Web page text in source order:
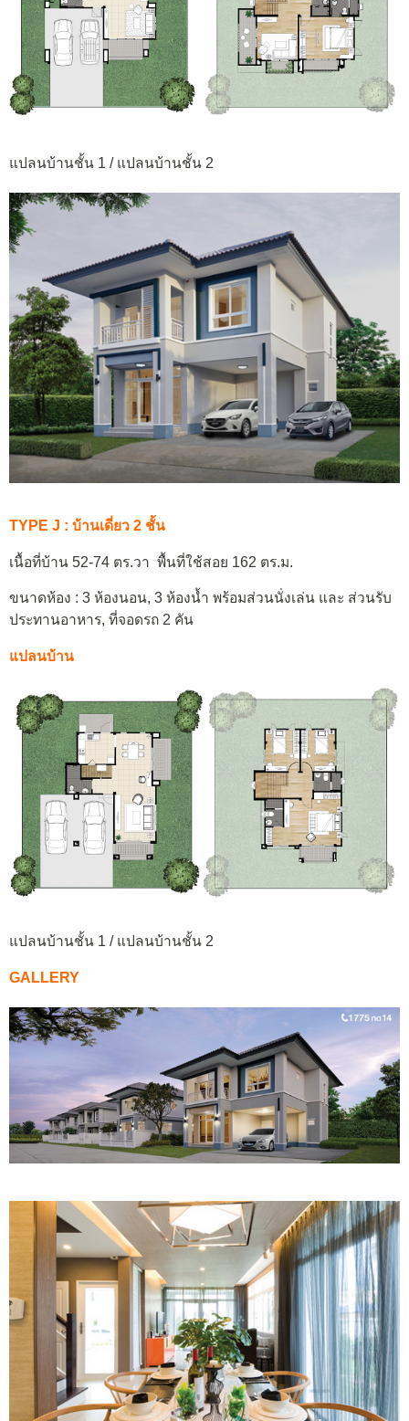
แปลนบ้านชั้น 1 / แปลนบ้านชั้น 2
TYPE J : บ้านเดี่ยว 2 ชั้น
เนื้อที่บ้าน 52-74 ตร.วา พื้นที่ใช้สอย 162 ตร.ม.
ขนาดห้อง : 3 ห้องนอน, 3 ห้องน้ำ พร้อมส่วนนั่งเล่น และ ส่วนรับ
ประทานอาหาร, ที่จอดรถ 2 คัน
แปลนบ้าน
แปลนบ้านชั้น 1 / แปลนบ้านชั้น 2
GALLERY